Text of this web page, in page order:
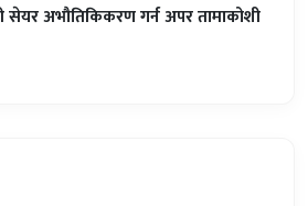
सेयर अभौतिकिकरण गर्न अपर तामाकोशी